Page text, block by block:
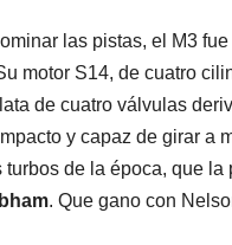
las pistas, el M3
motor S14, de cuatro
de cuatro válvulas
y capaz de girar a
de la época, que
. Que gano con